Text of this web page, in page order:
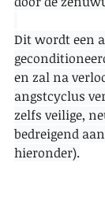
Dit wordt een
en zal na
angstcyclus
zelfs veilige,
bedreigend
hieronder).